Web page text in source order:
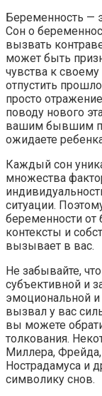
Беременность —
Сон о
вызвать
может быть
чувства к
отпустить
просто
поводу нового
вашим бывшим
ожидаете
Каждый сон
множества
ситуации.
беременности от
контексты и
вызывает в вас.
Не забывайте,
субъективной и
эмоциональной
вызвал у вас
вы можете
толкования.
Миллера,
Нострадамуса и
символику снов.